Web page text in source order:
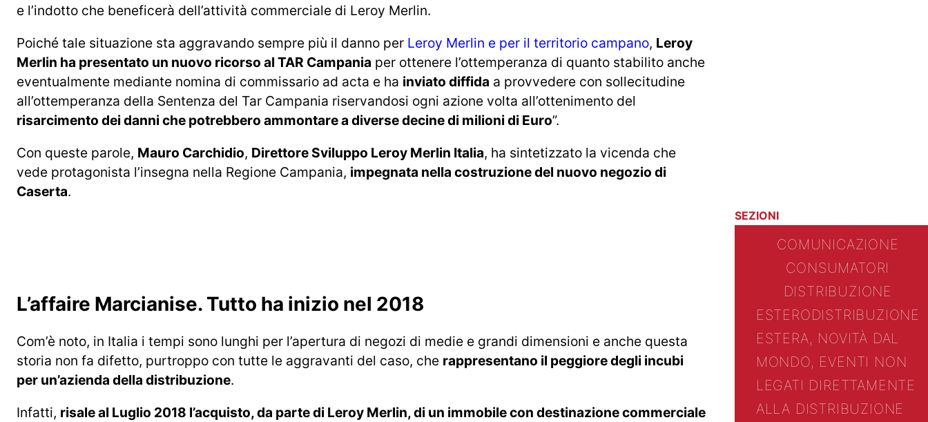
e l’indotto che beneficerà dell’attività commerciale di Leroy Merlin.
Poiché tale situazione sta aggravando sempre più il danno per Leroy Merlin e per il territorio campano, Leroy
Merlin ha presentato un nuovo ricorso al TAR Campania per ottenere l’ottemperanza di quanto stabilito anche
eventualmente mediante nomina di commissario ad acta e ha inviato diffida a provvedere con sollecitudine
all’ottemperanza della Sentenza del Tar Campania riservandosi ogni azione volta all’ottenimento del
risarcimento dei danni che potrebbero ammontare a diverse decine di milioni di Euro”.
Con queste parole, Mauro Carchidio, Direttore Sviluppo Leroy Merlin Italia, ha sintetizzato la vicenda che
vede protagonista l’insegna nella Regione Campania, impegnata nella costruzione del nuovo negozio di
Caserta.
L’affaire Marcianise. Tutto ha inizio nel 2018
Com’è noto, in Italia i tempi sono lunghi per l’apertura di negozi di medie e grandi dimensioni e anche questa
storia non fa difetto, purtroppo con tutte le aggravanti del caso, che rappresentano il peggiore degli incubi
per un’azienda della distribuzione.
Infatti, risale al Luglio 2018 l’acquisto, da parte di Leroy Merlin, di un immobile con destinazione commerciale
SEZIONI
COMUNICAZIONE
CONSUMATORI
DISTRIBUZIONE
ESTERODISTRIBUZIONE
ESTERA, NOVITÀ DAL
MONDO, EVENTI NON
LEGATI DIRETTAMENTE
ALLA DISTRIBUZIONE